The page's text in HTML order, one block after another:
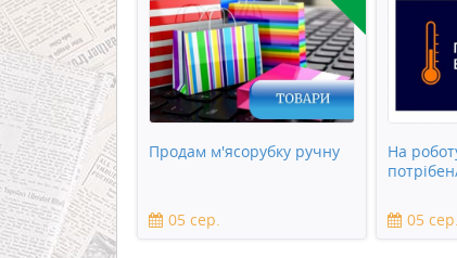
Продам м'ясорубку ручну
05 сер.
На
05 сер.